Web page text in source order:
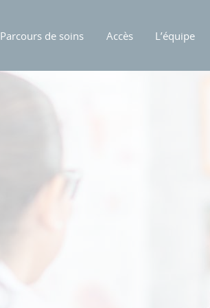
Parcours de soins Accès L’équipe